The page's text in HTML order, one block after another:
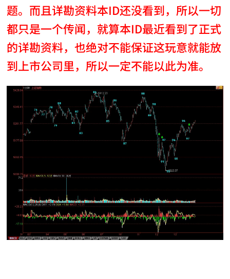
题。而且详勘资料本ID还没看到，所以一切
都只是一个传闻，就算本ID最近看到了正式
的详勘资料，也绝对不能保证这玩意就能放
到上市公司里，所以一定不能以此为准。